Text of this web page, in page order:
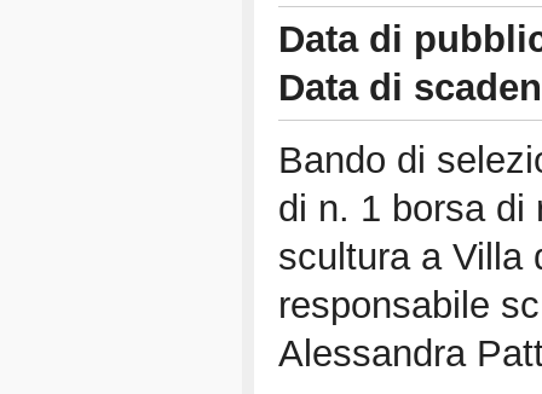
Data di
Data di
Bando di
di n. 1 borsa di
scultura a Villa
responsabile
Alessandra